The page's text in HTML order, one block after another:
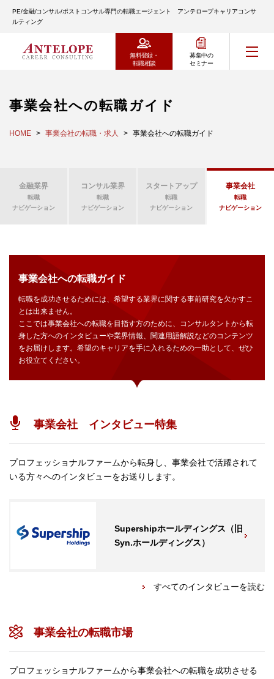
PE/金融/コンサル/ポストコンサル専門の転職エージェント アンテロープキャリアコンサ
ルティング
無料登録・
転職相談
募集中の
セミナー
事業会社への転職ガイド
HOME 事業会社の転職・求人 事業会社への転職ガイド
金融業界
転職
ナビゲーション
コンサル業界
転職
ナビゲーション
スタートアップ
転職
ナビゲーション
事業会社
転職
ナビゲーション
事業会社への転職ガイド
転職を成功させるためには、希望する業界に関する事前研究を欠かすこ
とは出来ません。
ここでは事業会社への転職を目指す方のために、コンサルタントから転
身した方へのインタビューや業界情報、関連用語解説などのコンテンツ
をお届けします。希望のキャリアを手に入れるための一助として、ぜひ
お役立てください。
事業会社 インタビュー特集
プロフェッショナルファームから転身し、事業会社で活躍されて
いる方々へのインタビューをお送りします。
Supershipホールディングス（旧
Syn.ホールディングス）
すべてのインタビューを読む
事業会社の転職市場
プロフェッショナルファームから事業会社への転職を成功させる